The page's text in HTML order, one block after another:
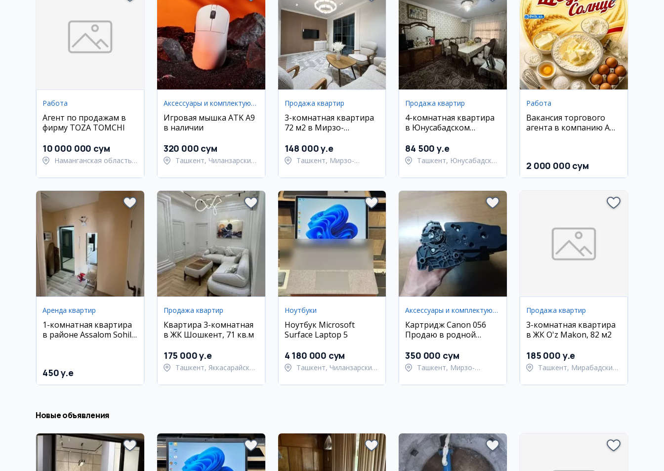
Работа
Агент по продажам в
фирму TOZA TOMCHI
10 000 000 сум
Наманганская область,
Аксессуары и комплектующие
Игровая мышка ATK A9
в наличии
320 000 сум
Ташкент, Чиланзарский
Продажа квартир
3-комнатная квартира
72 м2 в Мирзо-
148 000 y.e
Ташкент, Мирзо-
Продажа квартир
4-комнатная квартира
в Юнусабадском
84 500 y.e
Ташкент, Юнусабадский
Работа
Вакансия торгового
агента в компанию AN-
2 000 000 сум
Аренда квартир
1-комнатная квартира
в районе Assalom Sohil,
450 y.e
Продажа квартир
Квартира 3-комнатная
в ЖК Шошкент, 71 кв.м
175 000 y.e
Ташкент, Яккасарайский
Ноутбуки
Ноутбук Microsoft
Surface Laptop 5
4 180 000 сум
Ташкент, Чиланзарский
Аксессуары и комплектующие
Картридж Canon 056
Продаю в родной
350 000 сум
Ташкент, Мирзо-
Продажа квартир
3-комнатная квартира
в ЖК O'z Makon, 82 м2
185 000 y.e
Ташкент, Мирабадский
Новые объявления